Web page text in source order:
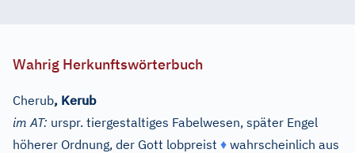
Wahrig Herkunftswörterbuch
Cherub, Kerub
im AT: urspr. tiergestaltiges Fabelwesen, später Engel
höherer Ordnung, der Gott lobpreist ♦ wahrscheinlich aus